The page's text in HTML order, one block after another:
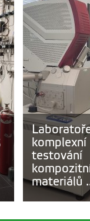
komplexní
testování
materiálů